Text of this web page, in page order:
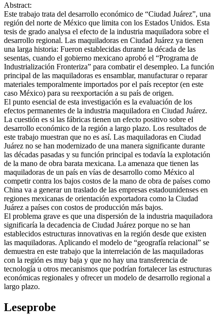
Abstract:
Este trabajo trata del desarrollo económico de “Ciudad Juárez”, una
región del norte de México que limita con los Estados Unidos. Esta
tesis de grado analysa el efecto de la industria maquiladora sobre el
desarrollo regional. Las maquiladoras en Ciudad Juárez ya tienen
una larga historia: Fueron establecidas durante la década de las
sesentas, cuando el gobierno mexicano aprobó el “Programa de
Industrialización Fronteriza” para combatir el desempleo. La función
principal de las maquiladoras es ensamblar, manufacturar o reparar
materiales temporalmente importados por el país receptor (en este
caso México) para su reexportación a su país de origen.
El punto esencial de esta investigación es la evaluación de los
efectos permanentes de la industria maquiladora en Ciudad Juárez.
La cuestión es si las fábricas tienen un efecto positivo sobre el
desarrollo económico de la región a largo plazo. Los resultados de
este trabajo muestran que no es así. Las maquiladoras en Ciudad
Juárez no se han modernizado de una manera significante durante
las décadas pasadas y su función principal es todavía la explotación
de la mano de obra barata mexicana. La amenaza que tienen las
maquiladoras de un país en vías de desarrollo como México al
competir contra los bajos costos de la mano de obra de países como
China va a generar un traslado de las empresas estadounidenses en
regiones mexicanas de orientación exportadora como la Ciudad
Juárez a países con costos de producción más bajos.
El problema grave es que una dispersión de la industria maquiladora
significaría la decadencia de Ciudad Juárez porque no se han
establecidos estructuras innovativas en la región desde que existen
las maquiladoras. Aplicando el modelo de “geografía relacional” se
demuestra en este trabajo que la interrelación de las maquiladoras
con la región es muy baja y que no hay una transferencia de
tecnología u otros mecanismos que podrían fortalecer las estructuras
económicas regionales y ofrecer un modelo de desarrollo regional a
largo plazo.
Leseprobe